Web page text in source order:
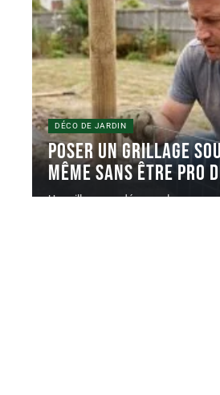
DÉCO DE JARDIN
Poser un grillage
même sans être pro
Un grillage soudé en rouleau se